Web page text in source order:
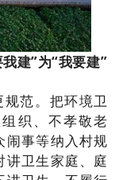
建”为“我要建”
范。把环境卫
织、不孝敬老
闹事等纳入村规
讲卫生家庭、庭